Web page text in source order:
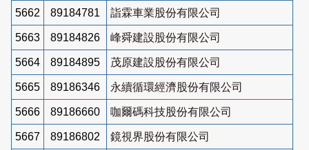
5662 89184781 詣霖車業股份有限公司
5663 89184826 峰舜建設股份有限公司
5664 89184895 茂原建設股份有限公司
5665 89186346 永續循環經濟股份有限公司
5666 89186660 咖爾碼科技股份有限公司
5667 89186802 鏡視界股份有限公司